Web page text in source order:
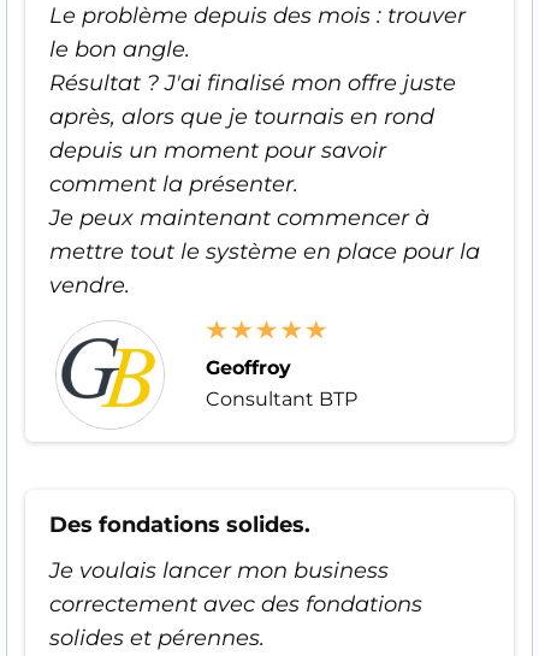
Le problème depuis des mois : trouver
le bon angle.
Résultat ? J'ai finalisé mon offre juste
après, alors que je tournais en rond
depuis un moment pour savoir
comment la présenter.
Je peux maintenant commencer à
mettre tout le système en place pour la
vendre.
Geoffroy
Consultant BTP
Des fondations solides.
Je voulais lancer mon business
correctement avec des fondations
solides et pérennes.